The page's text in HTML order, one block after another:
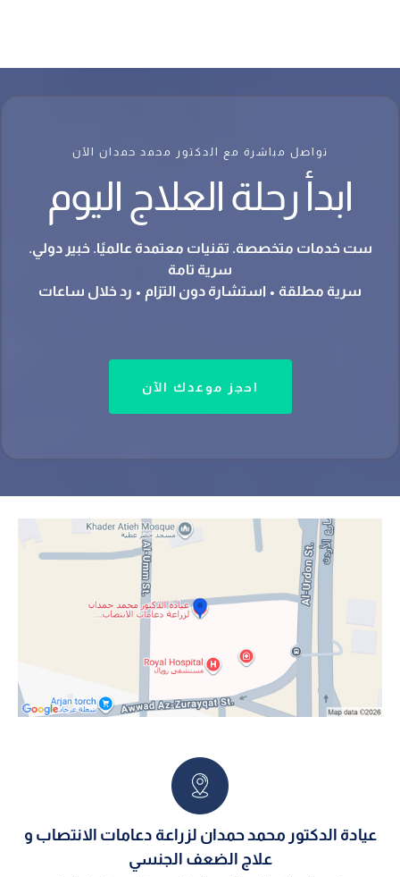
تواصل مباشرة مع الدكتور محمد حمدان الآن
ابدأ رحلة العلاج اليوم
ست خدمات متخصصة. تقنيات معتمدة عالميًا. خبير دولي.
سرية تامة
سرية مطلقة • استشارة دون التزام • رد خلال ساعات
احجز موعدك الآن
عيادة الدكتور محمد حمدان لزراعة دعامات الانتصاب و
علاج الضعف الجنسي